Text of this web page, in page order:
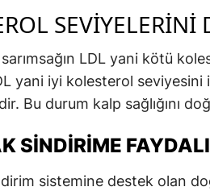
SEVIYELERINI
LDL yani kötü
yani iyi kolesterol seviyesini
Bu durum kalp sağlığını
SINDIRIME
sistemine destek olan